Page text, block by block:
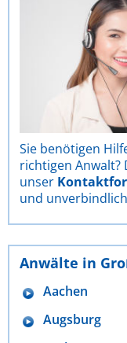
Sie benötigen
richtigen Anwalt?
unser
und
Anwälte in
Aachen
Augsburg